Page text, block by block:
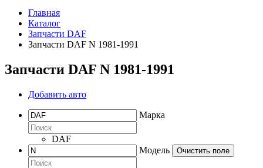
Главная
Каталог
Запчасти DAF
Запчасти DAF N 1981-1991
Запчасти DAF N 1981-1991
Добавить авто
Марка
DAF
Модель
Очистить поле